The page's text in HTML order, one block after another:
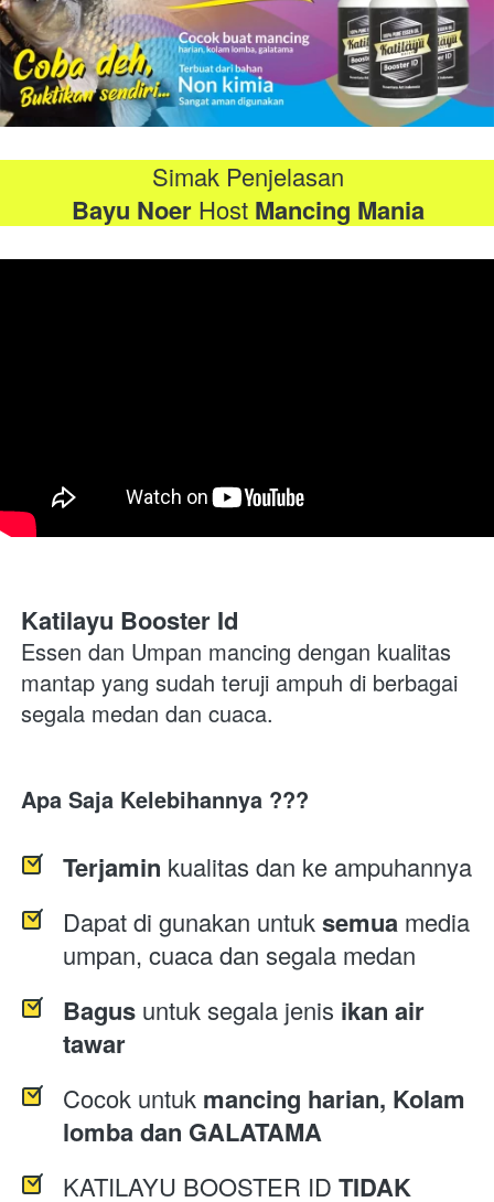
Simak Penjelasan
Bayu Noer Host Mancing Mania
Katilayu Booster Id
Essen dan Umpan mancing dengan kualitas
mantap yang sudah teruji ampuh di berbagai
segala medan dan cuaca.
Apa Saja Kelebihannya ???
Terjamin kualitas dan ke ampuhannya
Dapat di gunakan untuk semua media
umpan, cuaca dan segala medan
Bagus untuk segala jenis ikan air
tawar
Cocok untuk mancing harian, Kolam
lomba dan GALATAMA
KATILAYU BOOSTER ID TIDAK